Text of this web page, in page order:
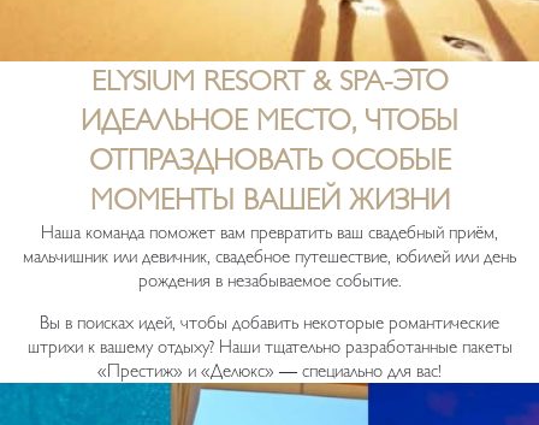
ELYSIUM RESORT & SPA-ЭТО
ИДЕАЛЬНОЕ МЕСТО, ЧТОБЫ
ОТПРАЗДНОВАТЬ ОСОБЫЕ
МОМЕНТЫ ВАШЕЙ ЖИЗНИ
Наша команда поможет вам превратить ваш свадебный приём,
мальчишник или девичник, свадебное путешествие, юбилей или день
рождения в незабываемое событие.
Вы в поисках идей, чтобы добавить некоторые романтические
штрихи к вашему отдыху? Наши тщательно разработанные пакеты
«Престиж» и «Делюкс» — специально для вас!